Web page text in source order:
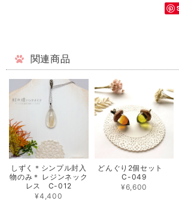
関連商品
しずく＊シンプル封入
物のみ＊ レジンネック
レス C-012
¥4,400
どんぐり2個セット
C-049
¥6,600